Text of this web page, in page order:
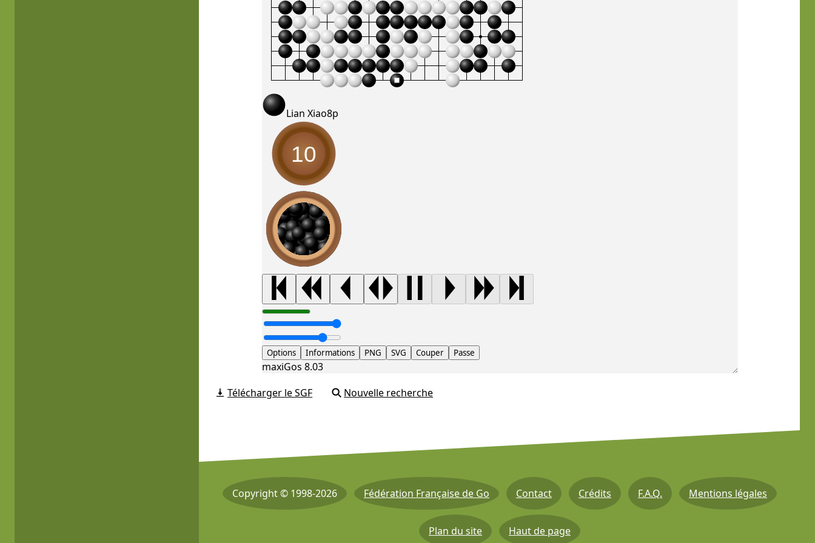
Lian Xiao8p
10
Options Informations PNG SVG Couper Passe
maxiGos 8.03
Télécharger le SGF
Nouvelle recherche
Copyright © 1998-2026 Fédération Française de Go Contact Crédits F.A.Q. Mentions légales
Plan du site Haut de page